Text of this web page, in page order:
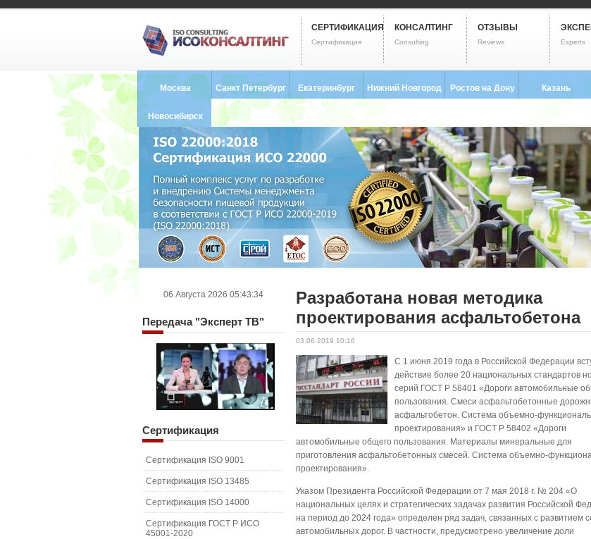
СЕРТИФИКАЦИЯ
Сертификация
КОНСАЛТИНГ
Consulting
ОТЗЫВЫ
Reviews Experts
Москва Санкт Петербург
8 (812) 748-2493
Екатеринбург
8 (343) 237-2593
Нижний Новгород Ростов на Дону Казань
Новосибирск
8 (383) 227-8449
Разработана новая методика
проектирования асфальтобетона
03.06.2019 10:16
С 1 июня 2019 года в Российской Федерации
действие более 20 национальных стандартов
серий ГОСТ Р 58401 «Дороги автомобильные
пользования. Смеси асфальтобетонные
асфальтобетон. Система объемно-
проектирования» и ГОСТ Р 58402 «Дороги
автомобильные общего пользования. Материалы минеральные для
приготовления асфальтобетонных смесей. Система объемно-
проектирования».
Указом Президента Российской Федерации от 7 мая 2018 г. № 204 «О
национальных целях и стратегических задачах развития Российской
на период до 2024 года» определен ряд задач, связанных с развитием
автомобильных дорог. В частности, предусмотрено увеличение доли
06 Августа 2026 05:43:34
Передача"Эксперт ТВ"
Сертификация
Сертификация ISO 9001
Сертификация ISO 13485
Сертификация ISO 14000
Сертификация ГОСТ Р ИСО
45001-2020